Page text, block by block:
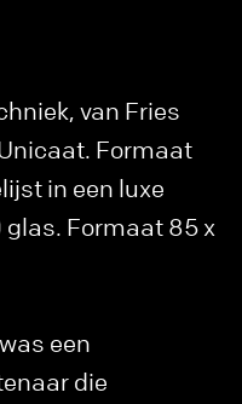
van Fries
Formaat
in een luxe
Formaat 85 x
een
die